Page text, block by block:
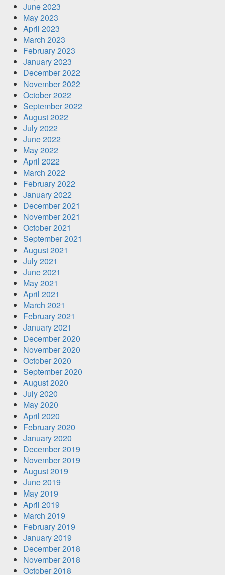
June 2023
May 2023
April 2023
March 2023
February 2023
January 2023
December 2022
November 2022
October 2022
September 2022
August 2022
July 2022
June 2022
May 2022
April 2022
March 2022
February 2022
January 2022
December 2021
November 2021
October 2021
September 2021
August 2021
July 2021
June 2021
May 2021
April 2021
March 2021
February 2021
January 2021
December 2020
November 2020
October 2020
September 2020
August 2020
July 2020
May 2020
April 2020
February 2020
January 2020
December 2019
November 2019
August 2019
June 2019
May 2019
April 2019
March 2019
February 2019
January 2019
December 2018
November 2018
October 2018